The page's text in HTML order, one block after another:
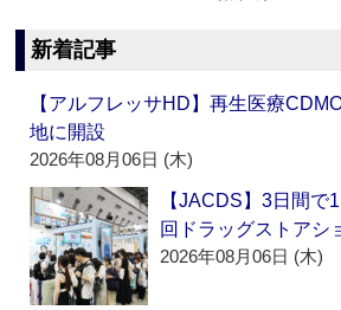
新着記事
【アルフレッサHD】再生医療
地に開設
2026年08月06日 (木)
【JACDS】3日間で
回ドラッグストアシ
2026年08月06日 (木)